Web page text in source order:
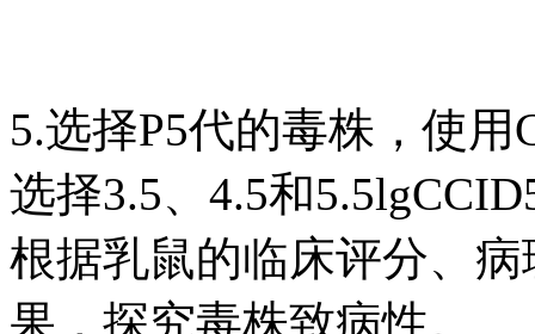
5.选择P5代的毒株，使
选择3.5、4.5和
根据乳鼠的临床评分、
果，探究毒株致病性。